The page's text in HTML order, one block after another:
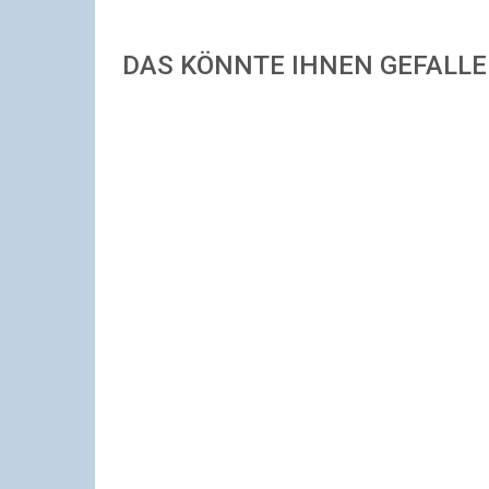
DAS KÖNNTE IHNEN